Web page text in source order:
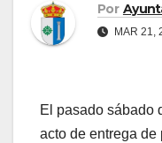
Por
MAR 21,
El pasado sábado
acto de entrega de